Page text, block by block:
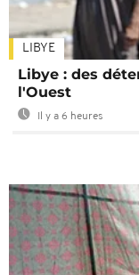
LIBYE
Libye : des
l'Ouest
Il y a 6 heures